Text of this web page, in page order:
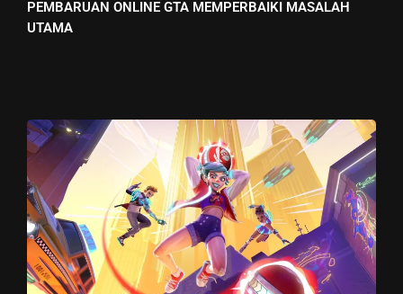
PEMBARUAN ONLINE GTA MEMPERBAIKI MASALAH
UTAMA